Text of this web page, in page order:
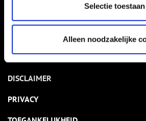
Selectie toestaan
Alleen noodzakelijke
NIEUWSBRIEF
DISCLAIMER
PRIVACY